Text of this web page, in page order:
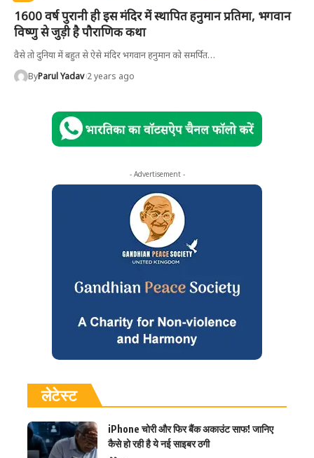
1600 वर्ष पुरानी ही इस मंदिर में स्थापित हनुमान प्रतिमा, भगवान
विष्णु से जुड़ी है पौराणिक कथा
वैसे तो दुनिया में बहुत से ऐसे मंदिर भगवान हनुमान को समर्पित…
ByParul Yadav 2 years ago
- Advertisement -
लेटेस्ट
iPhone चोरी और फिर बैंक अकाउंट साफ! जानिए
कैसे हो रही है ये नई साइबर ठगी